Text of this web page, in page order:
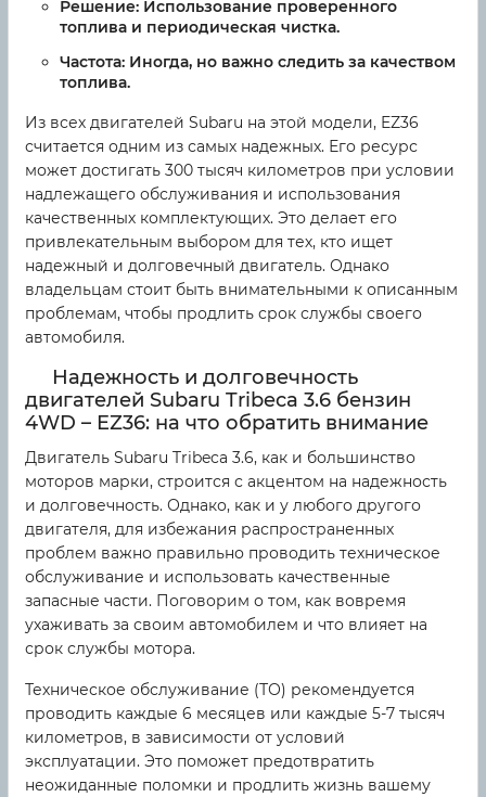
Решение: Использование проверенного
топлива и периодическая чистка.
Частота: Иногда, но важно следить за качеством
топлива.
Из всех двигателей Subaru на этой модели, EZ36
считается одним из самых надежных. Его ресурс
может достигать 300 тысяч километров при условии
надлежащего обслуживания и использования
качественных комплектующих. Это делает его
привлекательным выбором для тех, кто ищет
надежный и долговечный двигатель. Однако
владельцам стоит быть внимательными к описанным
проблемам, чтобы продлить срок службы своего
автомобиля.
Надежность и долговечность
двигателей Subaru Tribeca 3.6 бензин
4WD – EZ36: на что обратить внимание
Двигатель Subaru Tribeca 3.6, как и большинство
моторов марки, строится с акцентом на надежность
и долговечность. Однако, как и у любого другого
двигателя, для избежания распространенных
проблем важно правильно проводить техническое
обслуживание и использовать качественные
запасные части. Поговорим о том, как вовремя
ухаживать за своим автомобилем и что влияет на
срок службы мотора.
Техническое обслуживание (ТО) рекомендуется
проводить каждые 6 месяцев или каждые 5-7 тысяч
километров, в зависимости от условий
эксплуатации. Это поможет предотвратить
неожиданные поломки и продлить жизнь вашему